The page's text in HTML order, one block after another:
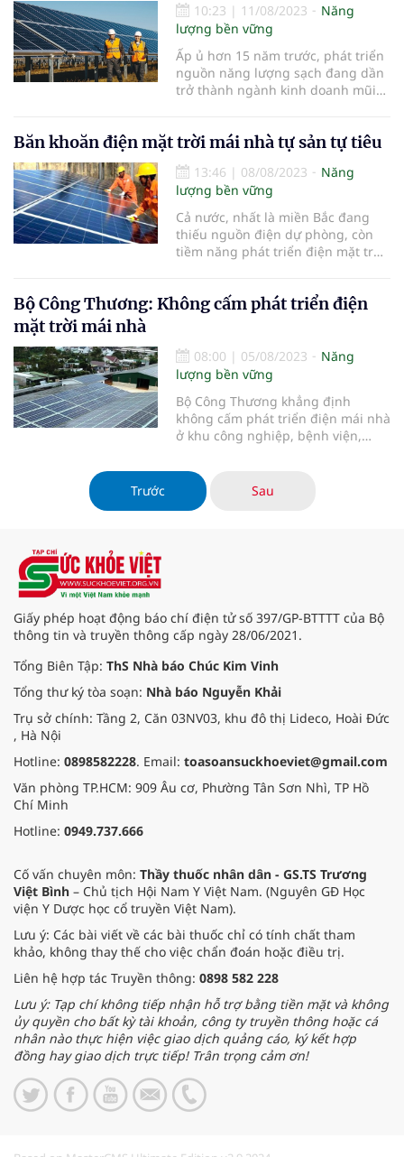
10:23 | 11/08/2023
Năng
lượng bền vững
Ấp ủ hơn 15 năm trước, phát triển
nguồn năng lượng sạch đang dần
trở thành ngành kinh doanh mũi
Băn khoăn điện mặt trời mái nhà tự sản tự tiêu
13:46 | 08/08/2023
Năng
lượng bền vững
Cả nước, nhất là miền Bắc đang
thiếu nguồn điện dự phòng, còn
tiềm năng phát triển điện mặt trời
Bộ Công Thương: Không cấm phát triển điện
mặt trời mái nhà
08:00 | 05/08/2023
Năng
lượng bền vững
Bộ Công Thương khẳng định
không cấm phát triển điện mái nhà
ở khu công nghiệp, bệnh viện,
phát triển ngay.
Trước
Sau
Giấy phép hoạt động báo chí điện tử số 397/GP-BTTTT của Bộ
thông tin và truyền thông cấp ngày 28/06/2021.
Tổng Biên Tập: ThS Nhà báo Chúc Kim Vinh
Tổng thư ký tòa soạn: Nhà báo Nguyễn Khải
Trụ sở chính: Tầng 2, Căn 03NV03, khu đô thị Lideco, Hoài Đức
, Hà Nội
Hotline: 0898582228. Email: toasoansuckhoeviet@gmail.com
Văn phòng TP.HCM: 909 Âu cơ, Phường Tân Sơn Nhì, TP Hồ
Chí Minh
Hotline: 0949.737.666
Cố vấn chuyên môn: Thầy thuốc nhân dân - GS.TS Trương
Việt Bình – Chủ tịch Hội Nam Y Việt Nam. (Nguyên GĐ Học
viện Y Dược học cổ truyền Việt Nam).
Lưu ý: Các bài viết về các bài thuốc chỉ có tính chất tham
khảo, không thay thế cho việc chẩn đoán hoặc điều trị.
Liên hệ hợp tác Truyền thông: 0898 582 228
Lưu ý: Tạp chí không tiếp nhận hỗ trợ bằng tiền mặt và không
ủy quyền cho bất kỳ tài khoản, công ty truyền thông hoặc cá
nhân nào thực hiện việc giao dịch quảng cáo, ký kết hợp
đồng hay giao dịch trực tiếp! Trân trọng cảm ơn!